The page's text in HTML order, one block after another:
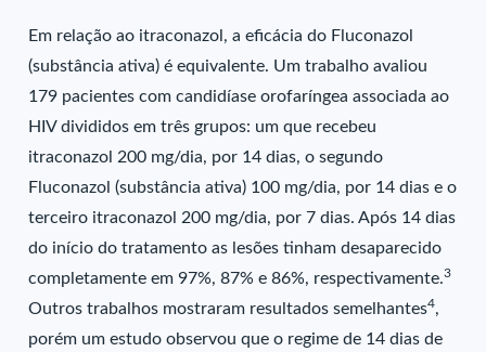
Em relação ao itraconazol, a eficácia do Fluconazol
(substância ativa) é equivalente. Um trabalho avaliou
179 pacientes com candidíase orofaríngea associada ao
HIV divididos em três grupos: um que recebeu
itraconazol 200 mg/dia, por 14 dias, o segundo
Fluconazol (substância ativa) 100 mg/dia, por 14 dias e o
terceiro itraconazol 200 mg/dia, por 7 dias. Após 14 dias
do início do tratamento as lesões tinham desaparecido
completamente em 97%, 87% e 86%, respectivamente.3
Outros trabalhos mostraram resultados semelhantes4,
porém um estudo observou que o regime de 14 dias de